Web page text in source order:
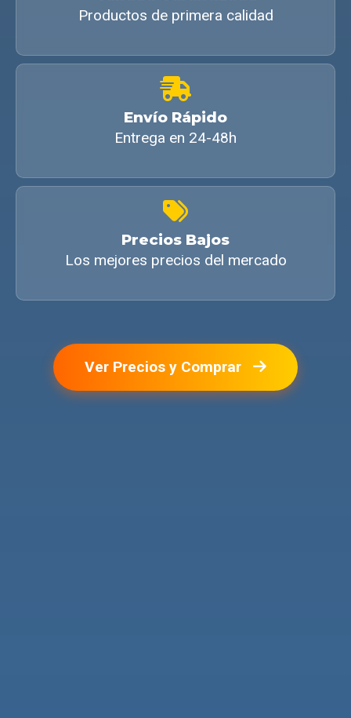
Productos de primera calidad
Envío Rápido
Entrega en 24-48h
Precios Bajos
Los mejores precios del mercado
Ver Precios y Comprar